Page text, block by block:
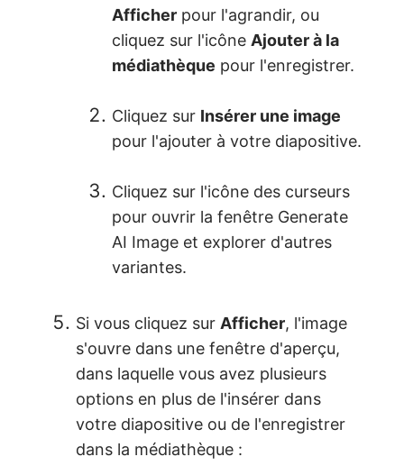
Afficher pour l'agrandir, ou
cliquez sur l'icône Ajouter à la
médiathèque pour l'enregistrer.
Cliquez sur Insérer une image
pour l'ajouter à votre diapositive.
Cliquez sur l'icône des curseurs
pour ouvrir la fenêtre Generate
AI Image et explorer d'autres
variantes.
Si vous cliquez sur Afficher, l'image
s'ouvre dans une fenêtre d'aperçu,
dans laquelle vous avez plusieurs
options en plus de l'insérer dans
votre diapositive ou de l'enregistrer
dans la médiathèque :